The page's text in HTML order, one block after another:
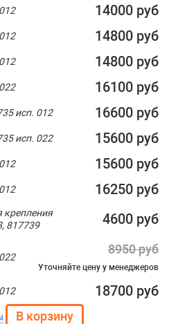
14000 руб
14800 руб
14800 руб
16100 руб
исп. 012 16600 руб
исп. 022 15600 руб
15600 руб
16250 руб
крепления
817739
4600 руб
8950 руб
Уточняйте цену у менеджеров
18700 руб